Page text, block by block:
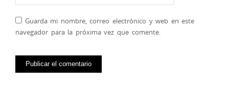
Guarda mi nombre, correo electrónico y web en este
navegador para la próxima vez que comente.